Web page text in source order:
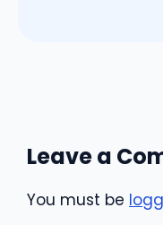
Leave a
You must be